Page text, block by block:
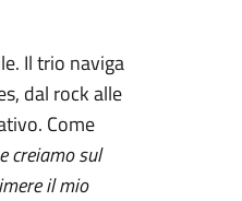
Il trio naviga
dal rock alle
Come
creiamo sul
il mio